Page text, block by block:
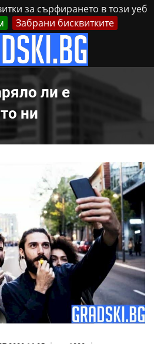
за сърфирането в този уеб
Забрани бисквитките
2026 Реклама Контакти
ли е
ни